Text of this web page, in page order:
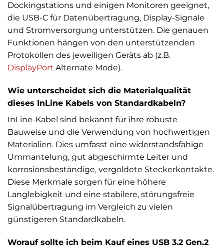
Dockingstations und einigen Monitoren geeignet,
die USB-C für Datenübertragung, Display-Signale
und Stromversorgung unterstützen. Die genauen
Funktionen hängen von den unterstützenden
Protokollen des jeweiligen Geräts ab (z.B.
DisplayPort Alternate Mode).
Wie unterscheidet sich die Materialqualität
dieses InLine Kabels von Standardkabeln?
InLine-Kabel sind bekannt für ihre robuste
Bauweise und die Verwendung von hochwertigen
Materialien. Dies umfasst eine widerstandsfähige
Ummantelung, gut abgeschirmte Leiter und
korrosionsbeständige, vergoldete Steckerkontakte.
Diese Merkmale sorgen für eine höhere
Langlebigkeit und eine stabilere, störungsfreie
Signalübertragung im Vergleich zu vielen
günstigeren Standardkabeln.
Worauf sollte ich beim Kauf eines USB 3.2 Gen.2